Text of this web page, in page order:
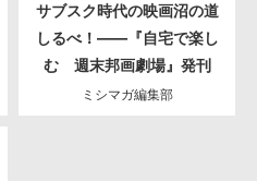
サブスク時代の映画沼の道
しるべ！――『自宅で楽し
む 週末邦画劇場』発刊
ミシマガ編集部